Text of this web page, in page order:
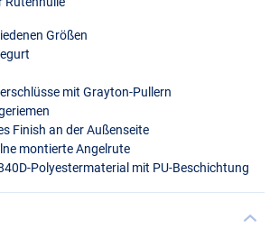
Größen
mit Grayton-Pullern
Finish an der Außenseite
montierte Angelrute
Polyestermaterial mit PU-Beschichtung